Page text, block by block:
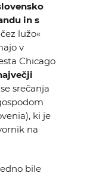
in s
lužo«
v
Chicago
srečanja
ki je
na
bile